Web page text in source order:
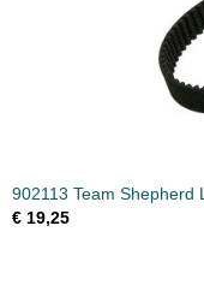
902113 Team Shepherd
€ 19,25